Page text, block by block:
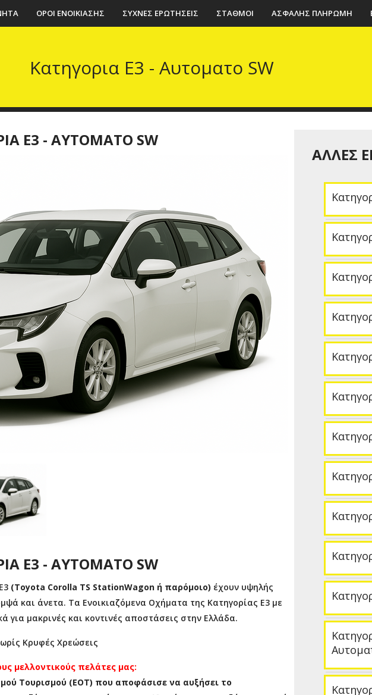
ΟΡΟΙ ΕΝΟΙΚΙΑΣΗΣ ΣΥΧΝΕΣ ΕΡΩΤΗΣΕΙΣ ΣΤΑΘΜΟΙ ΑΣΦΑΛΗΣ ΠΛΗΡΩΜΗ
Κατηγορια E3 - Αυτοματο SW
E3 - ΑΥΤΟΜΑΤΟ SW
E3 - ΑΥΤΟΜΑΤΟ SW
(Toyota Corolla TS StationWagon ή παρόμοιο) έχουν υψηλής
και άνετα. Τα Ενοικιαζόμενα Οχήματα της Κατηγορίας E3 με
για μακρινές και κοντινές αποστάσεις στην Ελλάδα.
Κρυφές Χρεώσεις
μελλοντικούς πελάτες μας:
Τουρισμού (ΕΟΤ) που αποφάσισε να αυξήσει το
ΑΛΛΕΣ